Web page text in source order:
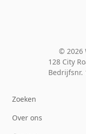
© 2026
128 City
Bedrijfsnr.
Zoeken
Over ons